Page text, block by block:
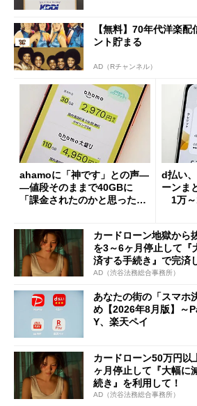
【無料】70年代洋楽
ント貯まる
AD（Rチャンネル）
ahamoに「神です」との声―
―値段そのままで40GBに
「課金されたのかと思った」
d払い
ーンま
1万～
カードローン地獄から
を3～6ヶ月停止して『
済する手続き』で完済
AD（渋谷法務総合事務所）
あなたの街の「スマホ
め【2026年8月版】～
Y、楽天ペイ
カードローン50万円以
ヶ月停止して『大幅に
続き』を利用して！
AD（渋谷法務総合事務所）